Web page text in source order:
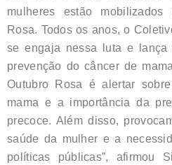
mulheres estão mobilizados
Rosa. Todos os anos, o
se engaja nessa luta e
prevenção do câncer de
Outubro Rosa é alertar
mama e a importância da
precoce. Além disso,
saúde da mulher e a
políticas públicas”, afirmou